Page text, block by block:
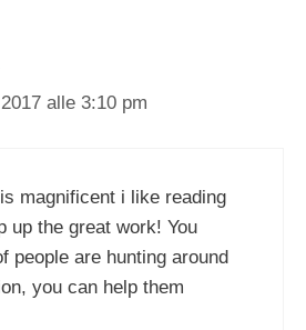
alle 3:10 pm
magnificent i like reading
up the great work! You
people are hunting around
you can help them